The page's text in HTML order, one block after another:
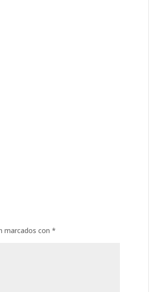
marcados con*